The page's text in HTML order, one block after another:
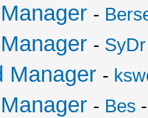
-
- SyDr
Manager -
- Bes